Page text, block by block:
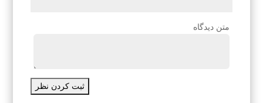
متن دیدگاه
ثبت کردن نظر